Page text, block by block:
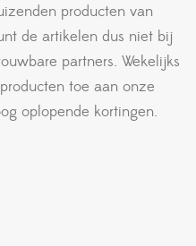
producten van
de artikelen dus niet bij
partners. Wekelijks
toe aan onze
oplopende kortingen.